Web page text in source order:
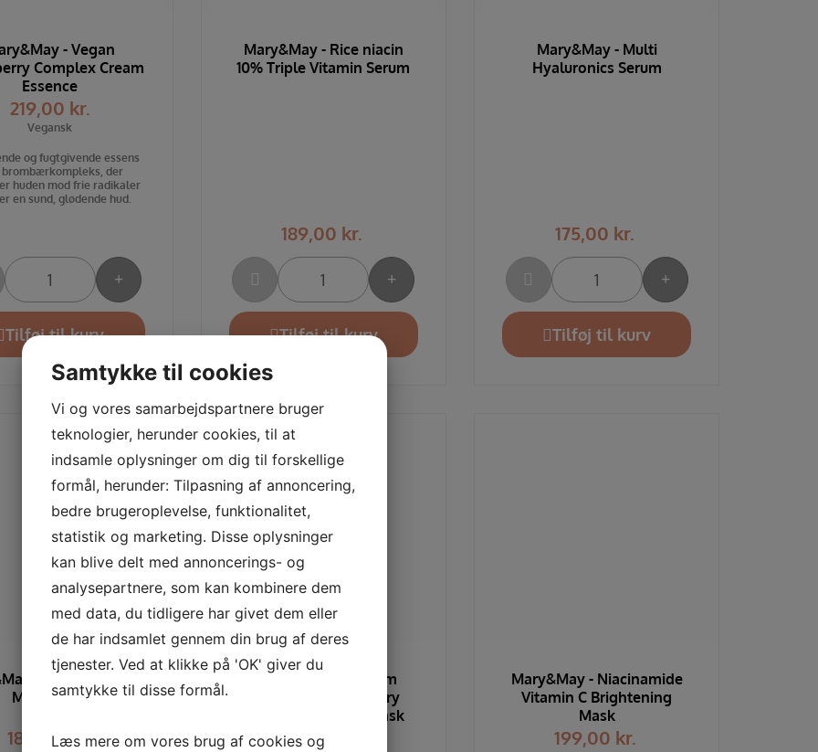
- Vegan
Complex Cream
Essence
219,00 kr.
Vegansk
og fugtgivende essens
brombærkompleks, der
huden mod frie radikaler
en sund, glødende hud.
Tilføj til kurv
Mary&May - Rice niacin
10% Triple Vitamin Serum
189,00 kr.
Tilføj til kurv
Mary&May - Multi
Hyaluronics Serum
175,00 kr.
Tilføj til kurv
- Rose Collagen
Mist Serum
189,00kr.
Mary&May - Premium
Idebenone Blackberry
Complex Essence Mask
199,00
Mary&May - Niacinamide
Vitamin C Brightening
Mask
199,00 kr.
Samtykke til cookies
Vi og vores samarbejdspartnere bruger
teknologier, herunder cookies, til at
indsamle oplysninger om dig til forskellige
formål, herunder: Tilpasning af annoncering,
bedre brugeroplevelse, funktionalitet,
statistik og marketing. Disse oplysninger
kan blive delt med annoncerings- og
analysepartnere, som kan kombinere dem
med data, du tidligere har givet dem eller
de har indsamlet gennem din brug af deres
tjenester. Ved at klikke på 'OK' giver du
samtykke til disse formål.
Læs mere om vores brug af cookies og